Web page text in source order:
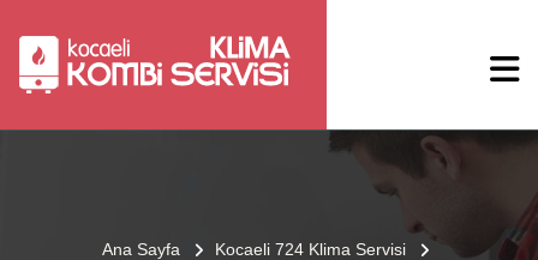
Ana Sayfa
Kocaeli 724 Klima Servisi